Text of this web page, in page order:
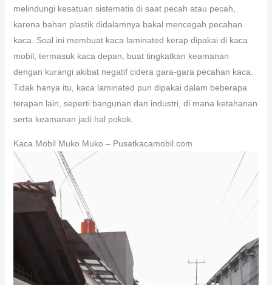
melindungi kesatuan sistematis di saat pecah atau pecah,
karena bahan plastik didalamnya bakal mencegah pecahan
kaca. Soal ini membuat kaca laminated kerap dipakai di kaca
mobil, termasuk kaca depan, buat tingkatkan keamanan
dengan kurangi akibat negatif cidera gara-gara pecahan kaca.
Tidak hanya itu, kaca laminated pun dipakai dalam beberapa
terapan lain, seperti bangunan dan industri, di mana ketahanan
serta keamanan jadi hal pokok.
Kaca Mobil Muko Muko – Pusatkacamobil.com